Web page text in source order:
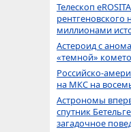
Телескоп
миллионами
Астероид с
«темной»
Российско-
на МКС на
Астрономы
спутник
загадочное